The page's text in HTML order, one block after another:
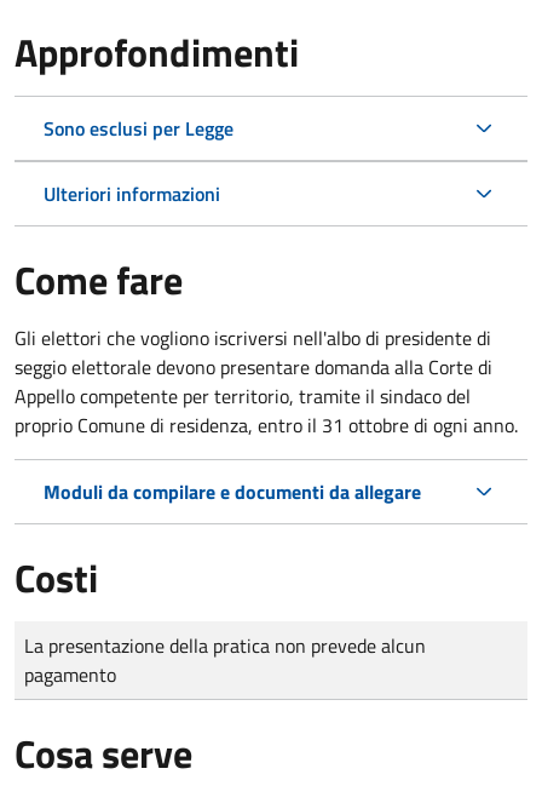
Approfondimenti
Sono esclusi per Legge
Ulteriori informazioni
Come fare
Gli elettori che vogliono iscriversi nell'albo di presidente di
seggio elettorale devono presentare domanda alla Corte di
Appello competente per territorio, tramite il sindaco del
proprio Comune di residenza, entro il 31 ottobre di ogni anno.
Moduli da compilare e documenti da allegare
Costi
Tipo di pagamento
Importo
La presentazione della pratica non prevede alcun
pagamento
Cosa serve